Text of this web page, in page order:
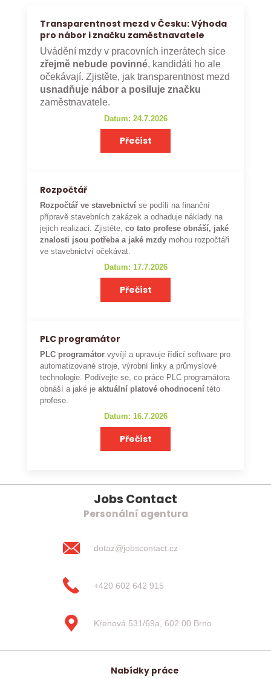
Transparentnost mezd v Česku: Výhoda
pro nábor i značku zaměstnavatele
Uvádění mzdy v pracovních inzerátech sice
zřejmě nebude povinné, kandidáti ho ale
očekávají. Zjistěte, jak transparentnost mezd
usnadňuje nábor a posiluje značku
zaměstnavatele.
Datum: 24.7.2026
Přečíst
Rozpočtář
Rozpočtář ve stavebnictví se podílí na finanční
přípravě stavebních zakázek a odhaduje náklady na
jejich realizaci. Zjistěte,co tato profese obnáší, jaké
znalosti jsou potřeba a jaké mzdy mohou rozpočtáři
ve stavebnictví očekávat.
Datum: 17.7.2026
Přečíst
PLC programátor
PLC programátor vyvíjí a upravuje řídicí software pro
automatizované stroje, výrobní linky a průmyslové
technologie. Podívejte se, co práce PLC programátora
obnáší a jaké je aktuální platové ohodnocení této
profese.
Datum: 16.7.2026
Přečíst
Jobs Contact
Personální agentura
dotaz@jobscontact.cz
+420 602 642 915
Křenová 531/69a, 602 00 Brno
Nabídky práce